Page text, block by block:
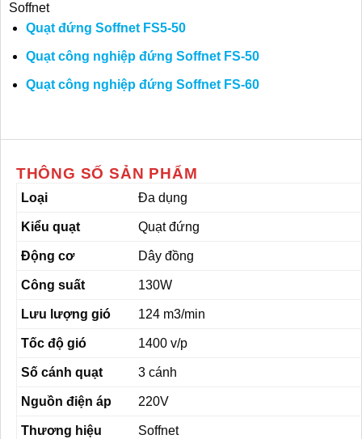
Soffnet
Quạt đứng Soffnet FS5-50
Quạt công nghiệp đứng Soffnet FS-50
Quạt công nghiệp đứng Soffnet FS-60
THÔNG SỐ SẢN PHẨM
Loại Đa dụng
Kiểu quạt Quạt đứng
Động cơ Dây đồng
Công suất 130W
Lưu lượng gió 124 m3/min
Tốc độ gió 1400 v/p
Số cánh quạt 3 cánh
Nguồn điện áp 220V
Thương hiệu Soffnet